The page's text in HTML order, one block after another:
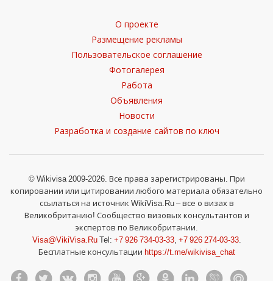
О проекте
Размещение рекламы
Пользовательское соглашение
Фотогалерея
Работа
Объявления
Новости
Разработка и создание сайтов по ключ
© Wikivisa 2009-2026. Все права зарегистрированы. При
копировании или цитировании любого материала обязательно
ссылаться на источник WikiVisa.Ru – все о визах в
Великобританию! Сообщество визовых консультантов и
экспертов по Великобритании.
Visa@VikiVisa.RuTel: +7 926 734-03-33, +7 926 274-03-33.
Бесплатные консультации https://t.me/wikivisa_chat